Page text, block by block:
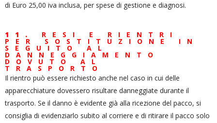
di Euro 25,00 iva inclusa, per spese di gestione e diagnosi.
11. RESI E RIENTRI
PER SOSTITUZIONE IN
SEGUITO AL
DANNEGGIAMENTO
DOVUTO AL
TRASPORTO
Il rientro può essere richiesto anche nel caso in cui delle
apparecchiature dovessero risultare danneggiate durante il
trasporto. Se il danno è evidente già alla ricezione del pacco, si
consiglia di evidenziarlo subito al corriere e di ritirare il pacco solo